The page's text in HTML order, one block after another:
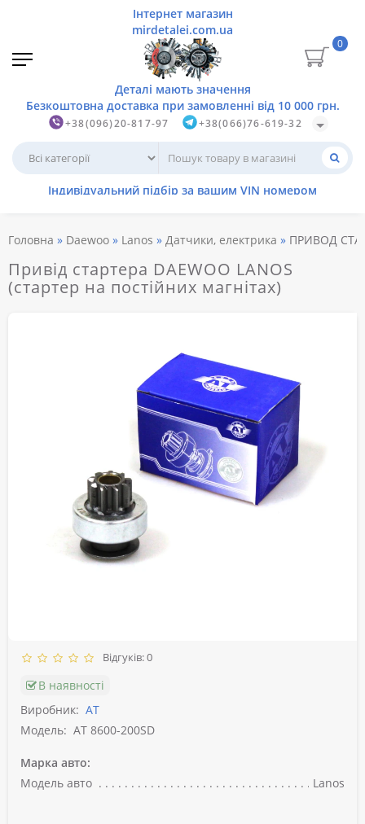
+38(096)20-817-97 +38(066)76-619-32
0
Головна Daewoo Lanos Датчики, електрика ПРИВОД
Привід стартера DAEWOO LANOS
(стартер на постійних магнітах)
Відгуків: 0
В наявності
Виробник: АТ
Модель: AT 8600-200SD
Марка авто:
Модель авто
Lanos